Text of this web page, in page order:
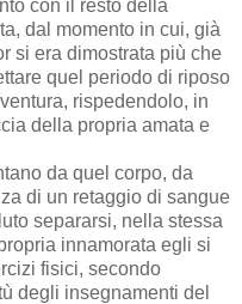
con il resto della
dal momento in cui, già
si era dimostrata più che
quel periodo di riposo
rispedendolo, in
della propria amata e
da quel corpo, da
di un retaggio di sangue
separarsi, nella stessa
innamorata egli si
fisici, secondo
degli insegnamenti del